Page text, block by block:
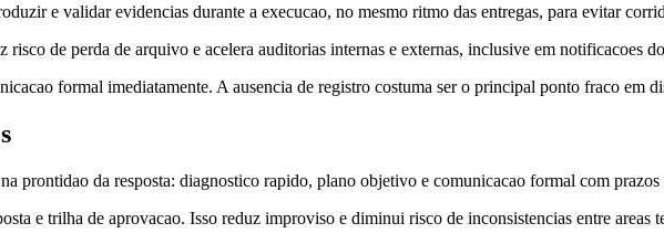
e validar evidencias durante a execucao, no mesmo ritmo das entregas, para evitar
de perda de arquivo e acelera auditorias internas e externas, inclusive em notificacoes
formal imediatamente. A ausencia de registro costuma ser o principal ponto fraco em
prontidao da resposta: diagnostico rapido, plano objetivo e comunicacao formal com prazos
e trilha de aprovacao. Isso reduz improviso e diminui risco de inconsistencias entre areas